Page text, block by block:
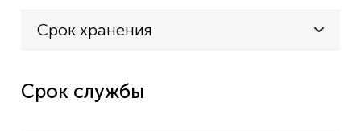
Срок хранения
Срок службы